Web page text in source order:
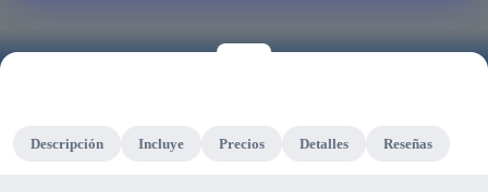
Descripción Incluye Precios Detalles Reseñas